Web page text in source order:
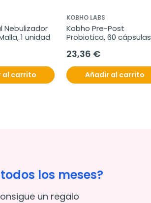
Nebulizador
1 unidad
al carrito
KOBHO LABS
Kobho Pre-Post
Probiotico, 60 cápsulas
23,36 €
Añadir al carrito
todos los meses?
un regalo